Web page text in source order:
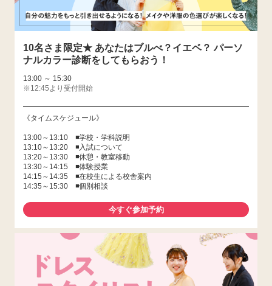
10名さま限定★ あなたはブルべ？イエベ？ パーソ
ナルカラー診断をしてもらおう！
13:00 ～ 15:30
※12:45より受付開始
《タイムスケジュール》
13:00～13:10 ◾️学校・学科説明
13:10～13:20 ◾️入試について
13:20～13:30 ◾️休憩・教室移動
13:30～14:15 ◾️体験授業
14:15～14:35 ◾️在校生による校舎案内
14:35～15:30 ◾️個別相談
今すぐ参加予約